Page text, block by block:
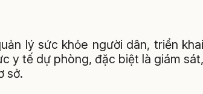
lý sức khỏe người dân, triển khai
y tế dự phòng, đặc biệt là giám sát,
sở.